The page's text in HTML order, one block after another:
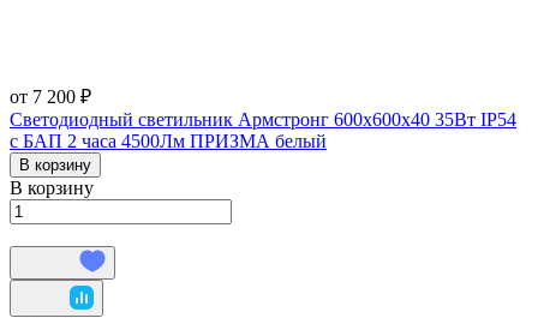
от 7 200 ₽
Светодиодный светильник Армстронг 600х600х40 35Вт IP54
с БАП 2 часа 4500Лм ПРИЗМА белый
В корзину
В корзину